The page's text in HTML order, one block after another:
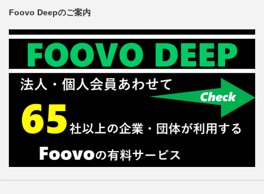
Foovo Deepのご案内